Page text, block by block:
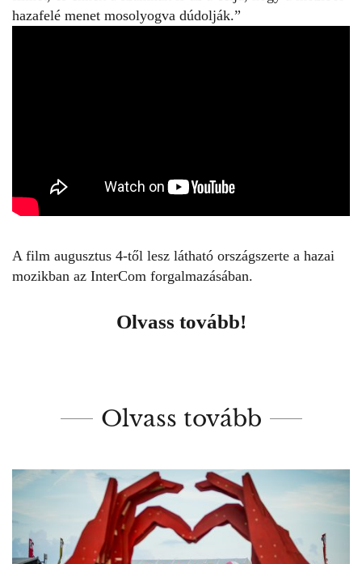
hazafelé menet mosolyogva dúdolják.”
A film augusztus 4-től lesz látható országszerte a hazai
mozikban az InterCom forgalmazásában.
Olvass tovább!
Olvass tovább